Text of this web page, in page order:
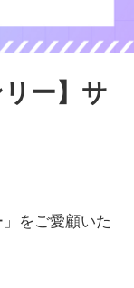
リー】サ
をご愛顧いた